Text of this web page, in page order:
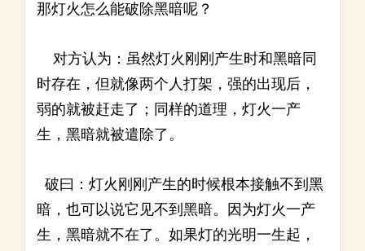
那灯火怎么能破除黑暗呢？
对方认为：虽然灯火刚刚产生时和黑暗同
时存在，但就像两个人打架，强的出现后，
弱的就被赶走了；同样的道理，灯火一产
生，黑暗就被遣除了。
破曰：灯火刚刚产生的时候根本接触不到黑
暗，也可以说它见不到黑暗。因为灯火一产
生，黑暗就不在了。如果灯的光明一生起，